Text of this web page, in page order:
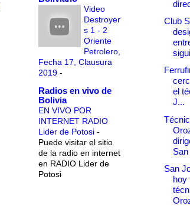
Video
Destroyer
s 1 - 2
Oriente
Petrolero,
Fecha 17, Clausura
2019 -
Radios en vivo de
Bolivia
EN VIVO POR
INTERNET RADIO
Lider de Potosi -
Puede visitar el sitio
de la radio en internet
en RADIO Lider de
Potosi
Club
el
J...
San
hoy